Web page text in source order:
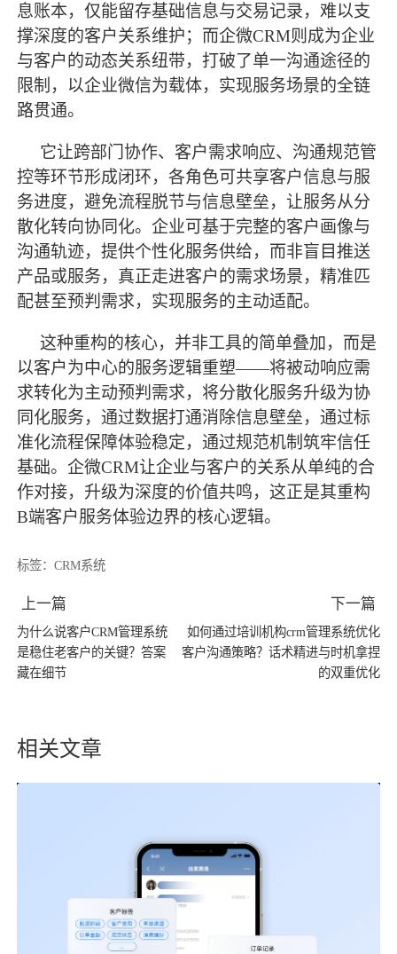
息账本，仅能留存基础信息与交易记录，难以支
撑深度的客户关系维护；而企微CRM则成为企业
与客户的动态关系纽带，打破了单一沟通途径的
限制，以企业微信为载体，实现服务场景的全链
路贯通。
它让跨部门协作、客户需求响应、沟通规范管
控等环节形成闭环，各角色可共享客户信息与服
务进度，避免流程脱节与信息壁垒，让服务从分
散化转向协同化。企业可基于完整的客户画像与
沟通轨迹，提供个性化服务供给，而非盲目推送
产品或服务，真正走进客户的需求场景，精准匹
配甚至预判需求，实现服务的主动适配。
这种重构的核心，并非工具的简单叠加，而是
以客户为中心的服务逻辑重塑——将被动响应需
求转化为主动预判需求，将分散化服务升级为协
同化服务，通过数据打通消除信息壁垒，通过标
准化流程保障体验稳定，通过规范机制筑牢信任
基础。企微CRM让企业与客户的关系从单纯的合
作对接，升级为深度的价值共鸣，这正是其重构
B端客户服务体验边界的核心逻辑。
标签：CRM系统
上一篇
为什么说客户CRM管理系统
是稳住老客户的关键？答案
藏在细节
下一篇
如何通过培训机构crm管理系统优化
客户沟通策略？话术精进与时机拿捏
的双重优化
相关文章